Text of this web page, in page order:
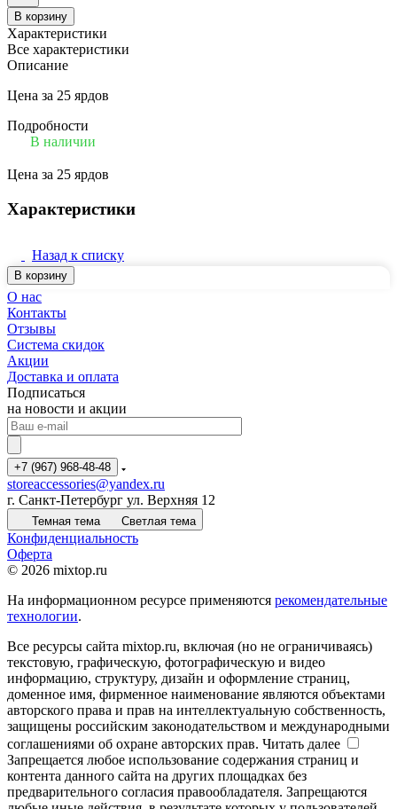
В корзину
Характеристики
Все характеристики
Описание
Цена за 25 ярдов
Подробности
В наличии
Цена за 25 ярдов
Характеристики
Назад к списку
В корзину
О нас
Контакты
Отзывы
Система скидок
Акции
Доставка и оплата
Подписаться
на новости и акции
+7 (967) 968-48-48
storeaccessories@yandex.ru
г. Санкт-Петербург ул. Верхняя 12
Темная тема Светлая тема
Конфиденциальность
Оферта
© 2026 mixtop.ru
На информационном ресурсе применяются рекомендательные
технологии.
Все ресурсы сайта mixtop.ru, включая (но не ограничиваясь)
текстовую, графическую, фотографическую и видео
информацию, структуру, дизайн и оформление страниц,
доменное имя, фирменное наименование являются объектами
авторского права и прав на интеллектуальную собственность,
защищены российским законодательством и международными
соглашениями об охране авторских прав. Читать далее
Запрещается любое использование содержания страниц и
контента данного сайта на других площадках без
предварительного согласия правообладателя. Запрещаются